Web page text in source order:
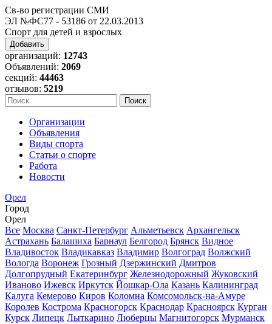
Св-во регистрации СМИ
ЭЛ №ФС77 - 53186 от 22.03.2013
Спорт для детей и взрослых
Добавить
организаций: 12743
Объявлений: 2069
секций: 44463
отзывов: 5219
Организации
Объявления
Виды спорта
Статьи о спорте
Работа
Новости
Орел
Город
Орел
Все Москва Санкт-Петербург Альметьевск Архангельск
Астрахань Балашиха Барнаул Белгород Брянск Видное
Владивосток Владикавказ Владимир Волгоград Волжский
Вологда Воронеж Грозный Дзержинский Дмитров
Долгопрудный Екатеринбург Железнодорожный Жуковский
Иваново Ижевск Иркутск Йошкар-Ола Казань Калининград
Калуга Кемерово Киров Коломна Комсомольск-на-Амуре
Королев Кострома Красногорск Краснодар Красноярск Курган
Курск Липецк Лыткарино Люберцы Магнитогорск Мурманск